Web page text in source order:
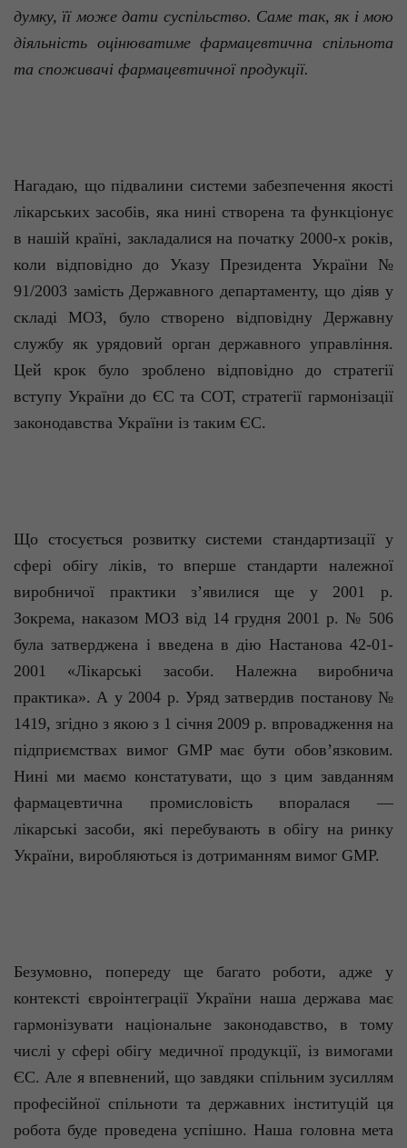
думку, її може дати суспільство. Саме так, як і мою
діяльність оцінюватиме фармацевтична спільнота
та споживачі фармацевтичної продукції.
Нагадаю, що підвалини системи забезпечення якості
лікарських засобів, яка нині створена та функціонує
в нашій країні, закладалися на початку 2000-х років,
коли відповідно до Указу Президента України №
91/2003 замість Державного департаменту, що діяв у
складі МОЗ, було створено відповідну Державну
службу як урядовий орган державного управління.
Цей крок було зроблено відповідно до стратегії
вступу України до ЄС та СОТ, стратегії гармонізації
законодавства України із таким ЄС.
Що стосується розвитку системи стандартизації у
сфері обігу ліків, то вперше стандарти належної
виробничої практики з’явилися ще у 2001 р.
Зокрема, наказом МОЗ від 14 грудня 2001 р. № 506
була затверджена і введена в дію Настанова 42-01-
2001 «Лікарські засоби. Належна виробнича
практика». А у 2004 р. Уряд затвердив постанову №
1419, згідно з якою з 1 січня 2009 р. впровадження на
підприємствах вимог GMP має бути обов’язковим.
Нині ми маємо констатувати, що з цим завданням
фармацевтична промисловість впоралася —
лікарські засоби, які перебувають в обігу на ринку
України, виробляються із дотриманням вимог GMP.
Безумовно, попереду ще багато роботи, адже у
контексті євроінтеграції України наша держава має
гармонізувати національне законодавство, в тому
числі у сфері обігу медичної продукції, із вимогами
ЄС. Але я впевнений, що завдяки спільним зусиллям
професійної спільноти та державних інституцій ця
робота буде проведена успішно. Наша головна мета